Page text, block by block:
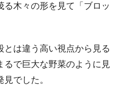
る木々の形を見て「ブロッ
とは違う高い視点から見る
るで巨大な野菜のように見
でした。